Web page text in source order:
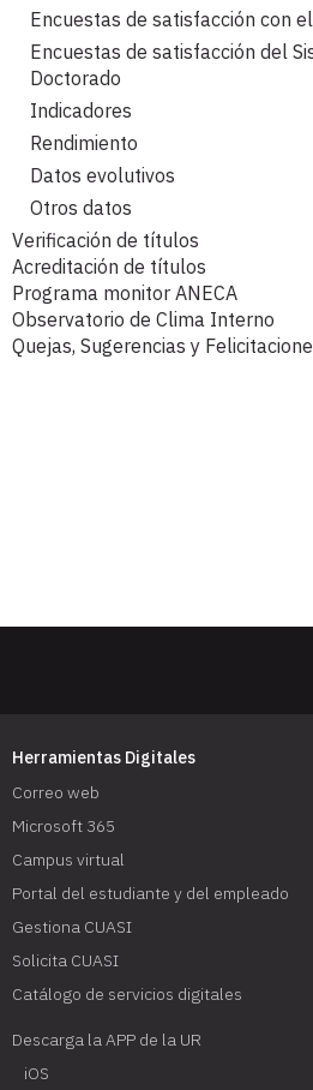
Encuestas de satisfacción con
Encuestas de satisfacción del
Doctorado
Indicadores
Rendimiento
Datos evolutivos
Otros datos
Verificación de títulos
Verificación inicial
Modificaciones posteriores
Normativa e información grado
Normativa e información máster
Acreditación de títulos
Proceso de acreditación
Normativa e información de
Normativa e información de
Programa monitor ANECA
Presentación
Convocatorias
Observatorio de Clima Interno
Quejas, Sugerencias y
Herramientas Digitales
Correo web
Microsoft 365
Campus virtual
Portal del estudiante y del empleado
Gestiona CUASI
Solicita CUASI
Catálogo de servicios digitales
Descarga la APP de la UR
iOS